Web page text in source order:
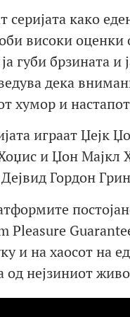
серијата како
високи оценки
губи брзината и
дека
хумор и
играат Џејк
и Џон Мајкл
Гордон
и на хаосот на
од нејзиниот